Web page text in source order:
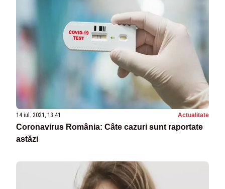
14 iul. 2021, 13:41 Actualitate
Coronavirus România: Câte cazuri sunt raportate
astăzi